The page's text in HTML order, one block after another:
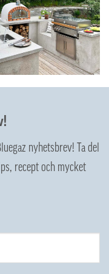
nyhetsbrev! Ta del
recept och mycket